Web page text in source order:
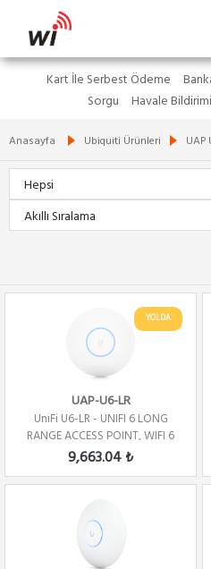
Kart İle Serbest Ödeme
Sorgu
Havale Bildirimi
Anasayfa Ubiquiti Ürünleri UAP
YOLDA
UAP-U6-LR
UniFi U6-LR - UNIFI 6 LONG
RANGE ACCESS POINT, WIFI 6
9,663.04 ₺